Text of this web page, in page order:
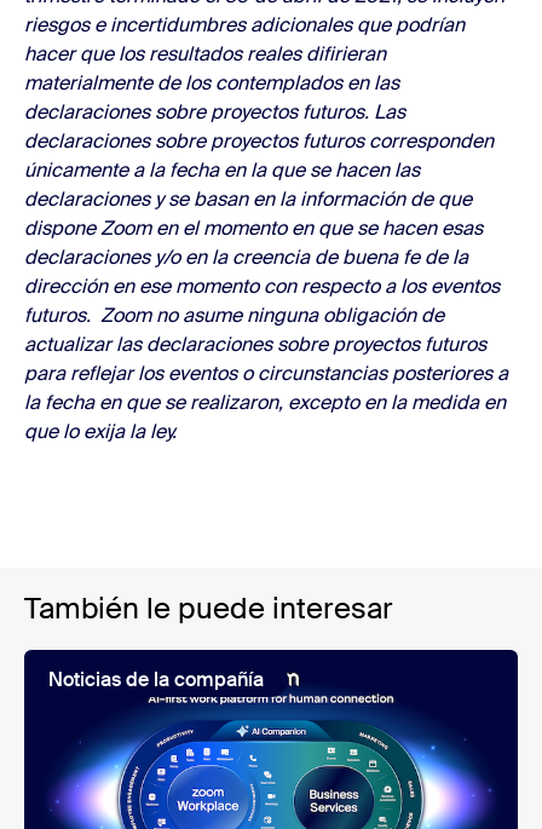
riesgos e incertidumbres adicionales que podrían
hacer que los resultados reales difirieran
materialmente de los contemplados en las
declaraciones sobre proyectos futuros. Las
declaraciones sobre proyectos futuros corresponden
únicamente a la fecha en la que se hacen las
declaraciones y se basan en la información de que
dispone Zoom en el momento en que se hacen esas
declaraciones y/o en la creencia de buena fe de la
dirección en ese momento con respecto a los eventos
futuros. Zoom no asume ninguna obligación de
actualizar las declaraciones sobre proyectos futuros
para reflejar los eventos o circunstancias posteriores a
la fecha en que se realizaron, excepto en la medida en
que lo exija la ley.
También le puede interesar
Noticias de la compañía